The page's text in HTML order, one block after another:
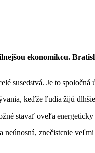
ekonomikou.
susedstvá. Je to spoločná
keďže ľudia žijú
stavať oveľa
znečistenie